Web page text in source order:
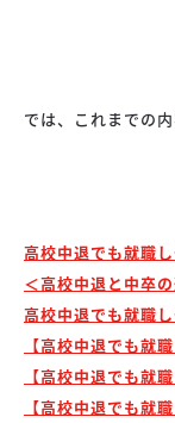
では、これまでの
高校中退でも就職
＜高校中退と中卒
高校中退でも就職
【高校中退でも就
【高校中退でも就
【高校中退でも就